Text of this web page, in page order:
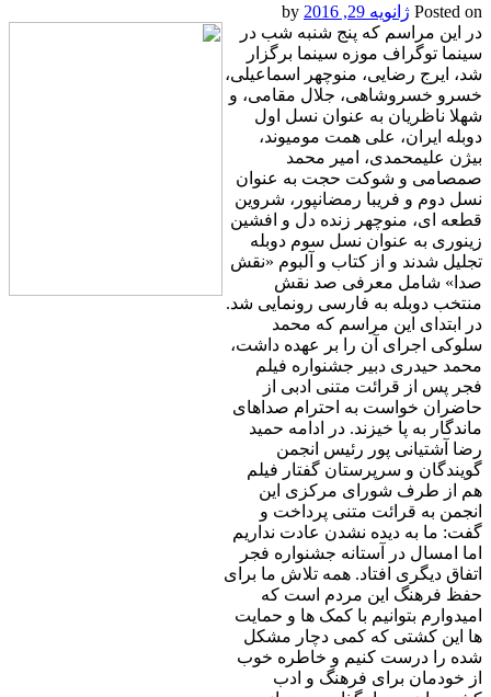
Posted on ژانویه 29, 2016
در این مراسم که پنج شنبه شب در
سینما توگراف موزه سینما برگزار
شد، ایرج رضایی، منوچهر اسماعیلی،
خسرو خسروشاهی، جلال مقامی، و
شهلا ناظریان به عنوان نسل اول
دوبله ایران، علی همت مومیوند،
بیژن علیمحمدی، امیر محمد
صمصامی و شوکت حجت به عنوان
نسل دوم و فریبا رمضانپور، شروین
قطعه ای، منوچهر زنده دل و افشین
زینوری به عنوان نسل سوم دوبله
تجلیل شدند و از کتاب و آلبوم «نقش
صدا» شامل معرفی صد نقش
منتخب دوبله به فارسی رونمایی شد.
در ابتدای این مراسم که محمد
سلوکی اجرای آن را بر عهده داشت،
محمد حیدری دبیر جشنواره فیلم
فجر پس از قرائت متنی ادبی از
حاضران خواست به احترام صداهای
ماندگار به پا خیزند. در ادامه حمید
رضا آشتیانی پور رئیس انجمن
گویندگان و سرپرستان گفتار فیلم
هم از طرف شورای مرکزی این
انجمن به قرائت متنی پرداخت و
گفت: ما به دیده نشدن عادت نداریم
اما امسال در آستانه جشنواره فجر
اتفاق دیگری افتاد. همه تلاش ما برای
حفظ فرهنگ این مردم است که
امیدوارم بتوانیم با کمک ها و حمایت
ها این کشتی که کمی دچار مشکل
شده را درست کنیم و خاطره خوب
از خودمان برای فرهنگ و ادب